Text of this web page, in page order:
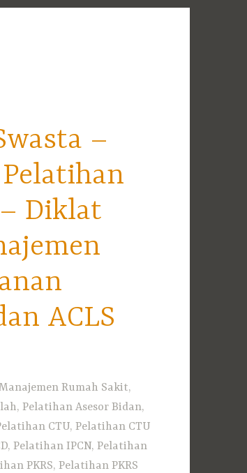
–
Diklat
ACLS
Rumah Sakit,
Pelatihan Asesor Bidan,
CTU, Pelatihan CTU
Pelatihan IPCN, Pelatihan
PKRS, Pelatihan PKRS